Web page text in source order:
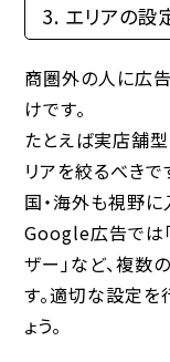
3. エリアの設
商圏外の人に広
けです。
たとえば実店舗
リアを絞るべきで
国・海外も視野に
Google広告では
ザー」など、複数
す。適切な設定
ょう。